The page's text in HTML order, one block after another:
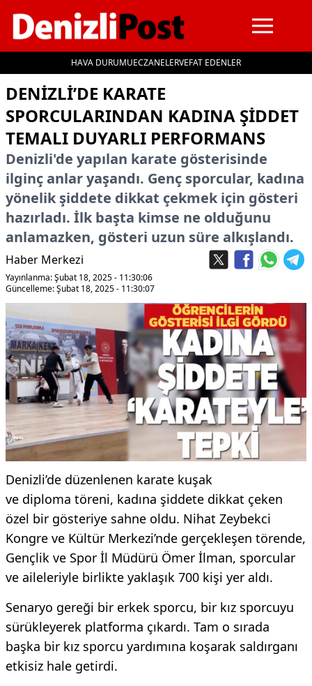
HAVA DURUMUECZANELERVEFAT EDENLER
İçeriğe geç
DENIZLI’DE KARATE
SPORCULARINDAN KADINA ŞIDDET
TEMALI DUYARLI PERFORMANS
Denizli'de yapılan karate gösterisinde
ilginç anlar yaşandı. Genç sporcular, kadına
yönelik şiddete dikkat çekmek için gösteri
hazırladı. İlk başta kimse ne olduğunu
anlamazken, gösteri uzun süre alkışlandı.
Haber Merkezi
Yayınlanma: Şubat 18, 2025 - 11:30:06
Güncelleme: Şubat 18, 2025 - 11:30:07
Denizli’de düzenlenen karate kuşak
ve diploma töreni, kadına şiddete dikkat çeken
özel bir gösteriye sahne oldu. Nihat Zeybekci
Kongre ve Kültür Merkezi’nde gerçekleşen törende,
Gençlik ve Spor İl Müdürü Ömer İlman, sporcular
ve aileleriyle birlikte yaklaşık 700 kişi yer aldı.
Senaryo gereği bir erkek sporcu, bir kız sporcuyu
sürükleyerek platforma çıkardı. Tam o sırada
başka bir kız sporcu yardımına koşarak saldırganı
etkisiz hale getirdi.